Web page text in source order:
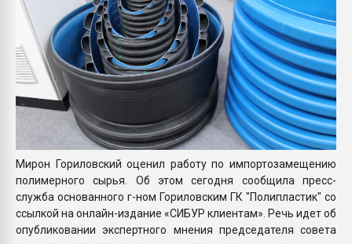
Мирон Гориловский оценил работу по импортозамещению
полимерного сырья. Об этом сегодня сообщила пресс-
служба основанного г-ном Гориловским ГК "Полипластик" со
ссылкой на онлайн-издание «СИБУР клиентам». Речь идет об
опубликовании экспертного мнения председателя совета